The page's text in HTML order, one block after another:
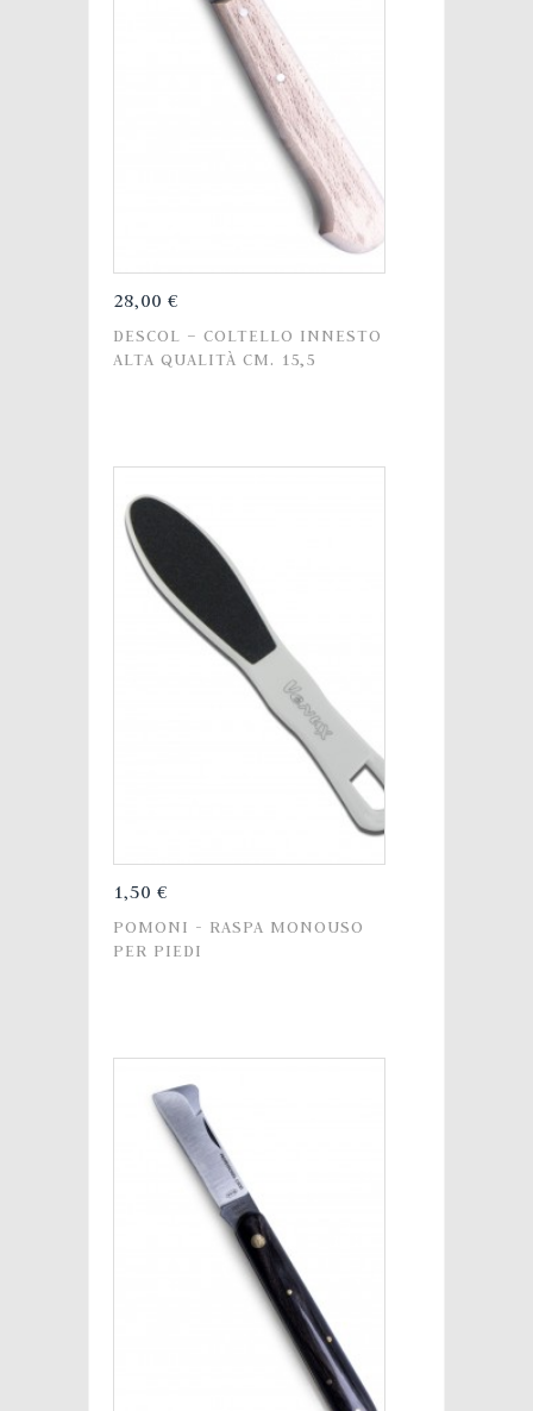
28,00 €
DESCOL – COLTELLO INNESTO
ALTA QUALITÀ CM. 15,5
1,50 €
POMONI - RASPA MONOUSO
PER PIEDI